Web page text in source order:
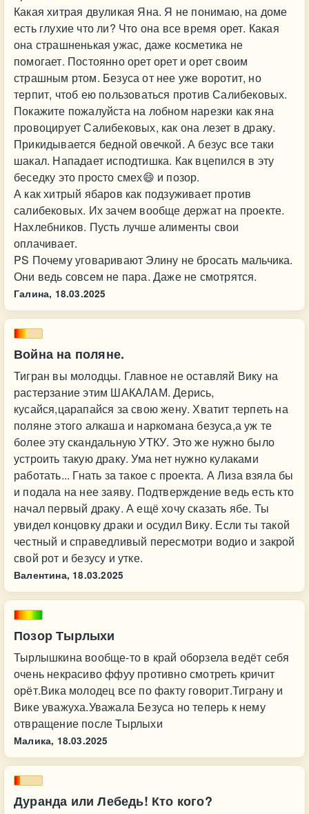
Какая хитрая двуликая Яна. Я не понимаю, на доме
есть глухие что ли? Что она все время орет. Какая
она страшненькая ужас, даже косметика не
помогает. Постоянно орет орет и орет своим
страшным ртом. Безуса от нее уже воротит, но
терпит, чтоб ею пользоваться против Салибековых.
Покажите пожалуйста на лобном нарезки как яна
провоцирует Салибековых, как она лезет в драку.
Прикидывается бедной овечкой. А безус все таки
шакал. Нападает исподтишка. Как вцепился в эту
беседку это просто смех😄 и позор.
А как хитрый ябаров как подзуживает против
салибековых. Их зачем вообще держат на проекте.
Нахлебников. Пусть лучше алименты свои
оплачивает.
PS Почему уговаривают Элину не бросать мальчика.
Они ведь совсем не пара. Даже не смотрятся.
Галина, 18.03.2025
Война на поляне.
Тигран вы молодцы. Главное не оставляй Вику на
растерзание этим ШАКАЛАМ. Дерись,
кусайся,царапайся за свою жену. Хватит терпеть на
поляне этого алкаша и наркомана безуса,а уж те
более эту скандальную УТКУ. Это же нужно было
устроить такую драку. Ума нет нужно кулаками
работать... Гнать за такое с проекта. А Лиза взяла бы
и подала на нее заяву. Подтверждение ведь есть кто
начал первый драку. А ещё хочу сказать ябе. Ты
увидел концовку драки и осудил Вику. Если ты такой
честный и справедливый пересмотри водио и закрой
свой рот и безусу и утке.
Валентина, 18.03.2025
Позор Тырлыхи
Тырлышкина вообще-то в край оборзела ведёт себя
очень некрасиво ффуу противно смотреть кричит
орёт.Вика молодец все по факту говорит.Тиграну и
Вике уважуха.Уважала Безуса но теперь к нему
отвращение после Тырлыхи
Малика, 18.03.2025
Дуранда или Лебедь! Кто кого?